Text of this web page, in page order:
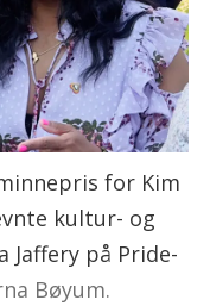
for Kim
kultur- og
på Pride-
Bøyum.